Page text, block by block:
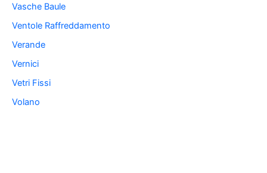
Vasche Baule
Ventole Raffreddamento
Verande
Vernici
Vetri Fissi
Volano